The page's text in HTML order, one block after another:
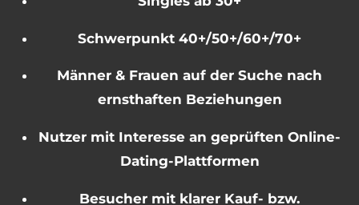
Schwerpunkt 40+/50+/60+/70+
Männer & Frauen auf der Suche nach
ernsthaften Beziehungen
Nutzer mit Interesse an geprüften Online-
Dating-Plattformen
Besucher mit klarer Kauf- bzw.